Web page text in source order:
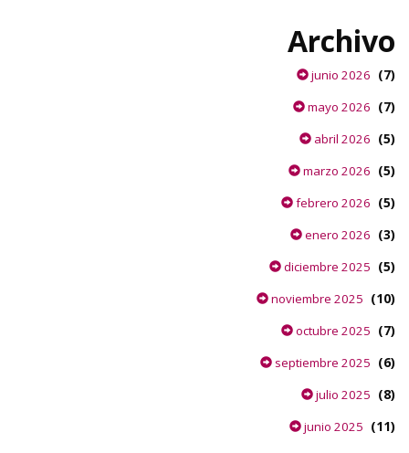
Archivo
junio 2026 (7)
mayo 2026 (7)
abril 2026 (5)
marzo 2026 (5)
febrero 2026 (5)
enero 2026 (3)
diciembre 2025 (5)
noviembre 2025 (10)
octubre 2025 (7)
septiembre 2025 (6)
julio 2025 (8)
junio 2025 (11)